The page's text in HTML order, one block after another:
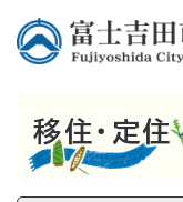
移住・定住